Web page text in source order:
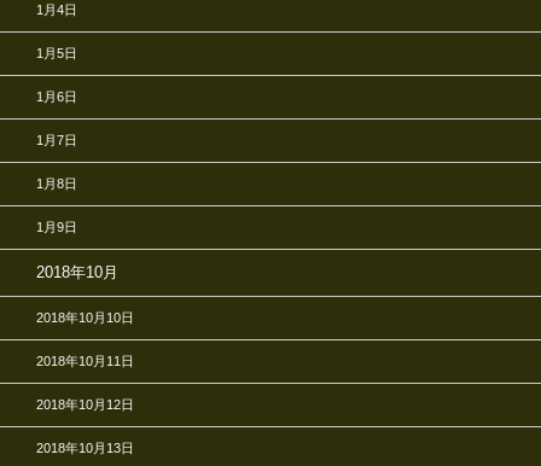
1月4日
1月5日
1月6日
1月7日
1月8日
1月9日
2018年10月
2018年10月10日
2018年10月11日
2018年10月12日
2018年10月13日